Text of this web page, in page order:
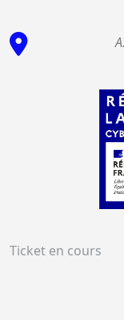
Ticket en cours